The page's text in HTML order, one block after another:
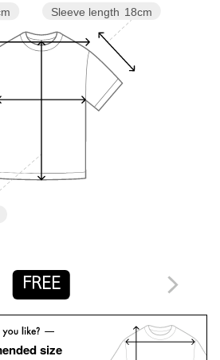
意書き」、「洗濯表示」がございます
認ください。
具合やパソコンなどの閲覧環境によ
品単体の画像をご参照ください。
、全国のBEAUTY&YOUTH各店舗まで
けください。
Sleeve length 18cm
FREE
size